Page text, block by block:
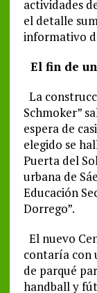
actividades
el detalle
informativo
El fin de
La
Schmoker”
espera de
elegido se
Puerta del
urbana de
Educación
Dorrego”.
El nuevo
contaría con
de parqué
handball y